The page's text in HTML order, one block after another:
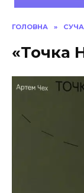
ГОЛОВНА »
«Точка